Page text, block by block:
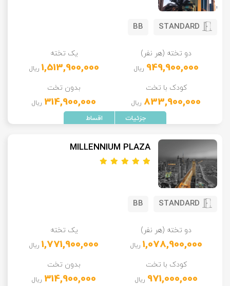
STANDARD
BB
دو تخته (هر نفر)
949,900,000 ریال
یک تخته
1,513,900,000 ریال
کودک با تخت
833,900,000 ریال
بدون تخت
314,900,000 ریال
MILLENNIUM PLAZA
STANDARD
BB
دو تخته (هر نفر)
1,078,900,000 ریال
یک تخته
1,771,900,000 ریال
کودک با تخت
971,000,000 ریال
بدون تخت
314,900,000 ریال